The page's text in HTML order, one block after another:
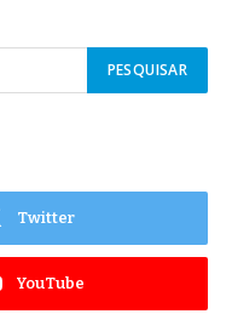
Twitter
YouTube